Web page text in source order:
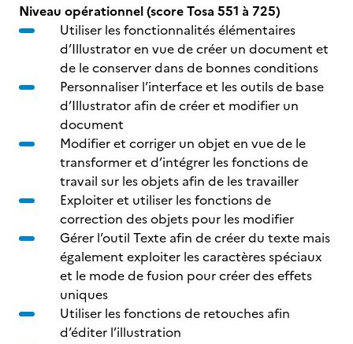
Niveau opérationnel (score Tosa 551 à 725)
Utiliser les fonctionnalités élémentaires
d’Illustrator en vue de créer un document et
de le conserver dans de bonnes conditions
Personnaliser l’interface et les outils de base
d’Illustrator afin de créer et modifier un
document
Modifier et corriger un objet en vue de le
transformer et d’intégrer les fonctions de
travail sur les objets afin de les travailler
Exploiter et utiliser les fonctions de
correction des objets pour les modifier
Gérer l’outil Texte afin de créer du texte mais
également exploiter les caractères spéciaux
et le mode de fusion pour créer des effets
uniques
Utiliser les fonctions de retouches afin
d’éditer l’illustration